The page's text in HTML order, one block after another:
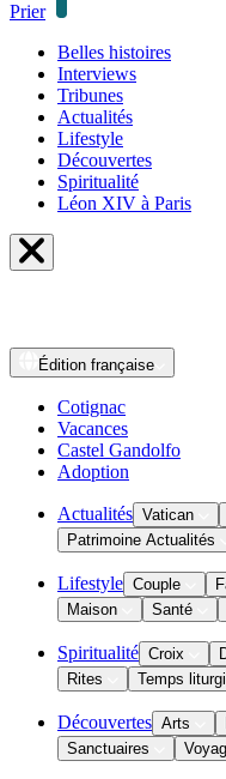
Prier
Belles histoires
Interviews
Tribunes
Actualités
Lifestyle
Découvertes
Spiritualité
Léon XIV à Paris
Édition française
Cotignac
Vacances
Castel Gandolfo
Adoption
Actualités Vatican
Patrimoine Actualités
Lifestyle Couple
Maison
Santé
Spiritualité Croix
Rites
Temps
Découvertes Arts
Sanctuaires